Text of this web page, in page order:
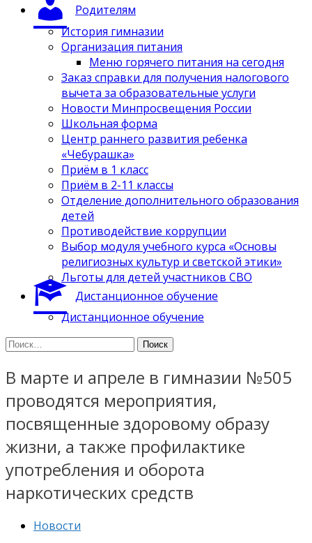
Родителям
История гимназии
Организация питания
Меню горячего питания на сегодня
Заказ справки для получения налогового
вычета за образовательные услуги
Новости Минпросвещения России
Школьная форма
Центр раннего развития ребенка
«Чебурашка»
Приём в 1 класс
Приём в 2-11 классы
Отделение дополнительного образования
детей
Противодействие коррупции
Выбор модуля учебного курса «Основы
религиозных культур и светской этики»
Льготы для детей участников СВО
Дистанционное обучение
Дистанционное обучение
Найти:
В марте и апреле в гимназии №505
проводятся мероприятия,
посвященные здоровому образу
жизни, а также профилактике
употребления и оборота
наркотических средств
Новости